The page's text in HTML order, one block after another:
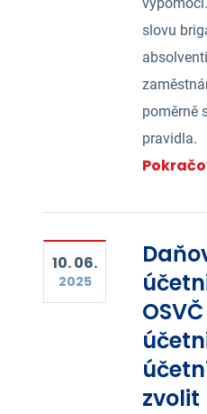
slovu
poměrně
pravidla.
10. 06.
2025
zvolit